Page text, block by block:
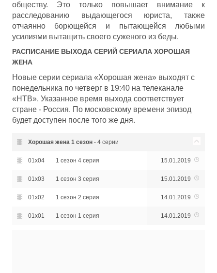
обществу. Это только повышает внимание к
расследованию выдающегося юриста, также
отчаянно борющейся и пытающейся любыми
усилиями вытащить своего суженого из беды.
РАСПИСАНИЕ ВЫХОДА СЕРИЙ СЕРИАЛА ХОРОШАЯ
ЖЕНА
Новые серии сериала «Хорошая жена» выходят с
понедельника по четверг в 19:40 на телеканале
«НТВ». Указанное время выхода соответствует
стране - Россия. По московскому времени эпизод
будет доступен после того же дня.
Хорошая жена 1 сезон- 4 серии
01x04 1 сезон 4 серия 15.01.2019
01x03 1 сезон 3 серия 15.01.2019
01x02 1 сезон 2 серия 14.01.2019
01x01 1 сезон 1 серия 14.01.2019